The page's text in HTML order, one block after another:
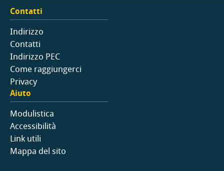
Contatti
Indirizzo
Contatti
Indirizzo PEC
Come raggiungerci
Privacy
Aiuto
Modulistica
Accessibilità
Link utili
Mappa del sito